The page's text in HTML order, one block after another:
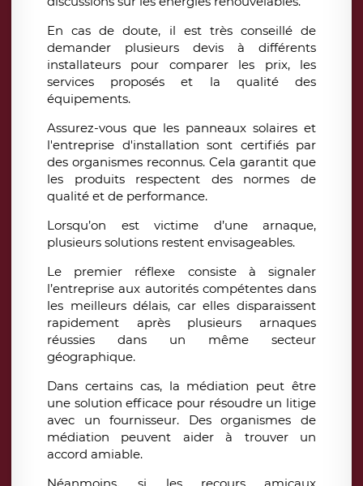
En cas de doute, il est très conseillé de
demander plusieurs devis à différents
installateurs pour comparer les prix, les
services proposés et la qualité des
équipements.
Assurez-vous que les panneaux solaires et
l'entreprise d'installation sont certifiés par
des organismes reconnus. Cela garantit que
les produits respectent des normes de
qualité et de performance.
Lorsqu’on est victime d’une arnaque,
plusieurs solutions restent envisageables.
Le premier réflexe consiste à signaler
l’entreprise aux autorités compétentes dans
les meilleurs délais, car elles disparaissent
rapidement après plusieurs arnaques
réussies dans un même secteur
géographique.
Dans certains cas, la médiation peut être
une solution efficace pour résoudre un litige
avec un fournisseur. Des organismes de
médiation peuvent aider à trouver un
accord amiable.